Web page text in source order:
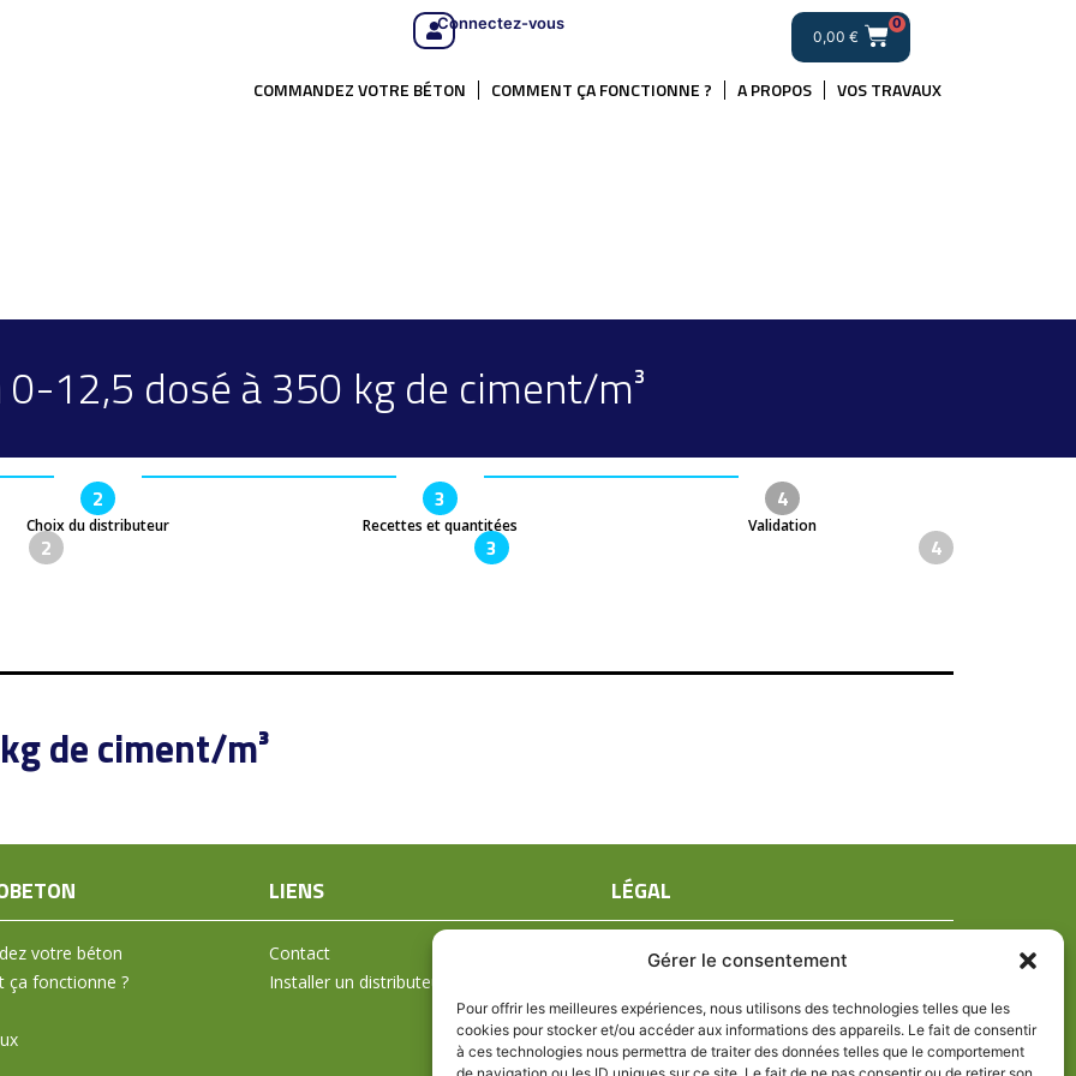
Gérer le consentement
Pour offrir les meilleures expériences, nous utilisons des technologies telles que les
cookies pour stocker et/ou accéder aux informations des appareils. Le fait de consentir
à ces technologies nous permettra de traiter des données telles que le comportement
Connectez-vous
0,00 €
0
COMMANDEZ VOTRE BÉTON COMMENT ÇA FONCTIONNE ? A PROPOS VOS TRAVAUX
12,5 dosé à 350 kg de ciment/m³
2
Choix du distributeur
3
Recettes et quantitées
4
Validation
2 3 4
de ciment/m³
votre béton
ça fonctionne ?
LIENS
Contact
Installer un distributeur
LÉGAL
Mentions légales
Politique de confidentialité
Politique de cookies (UE)